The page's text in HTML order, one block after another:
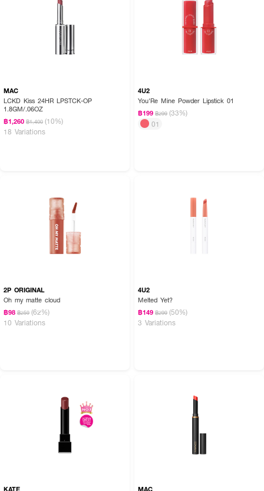
MAC
LCKD Kiss 24HR LPSTCK-OP
1.8GM/.06OZ
฿1,260 ฿1,400 (10%)
18 Variations
4U2
You'Re Mine Powder Lipstick 01
฿199 ฿299 (33%)
01
2P ORIGINAL
Oh my matte cloud
฿98 ฿259 (62%)
10 Variations
4U2
Melted Yet?
฿149 ฿299 (50%)
3 Variations
KATE MAC